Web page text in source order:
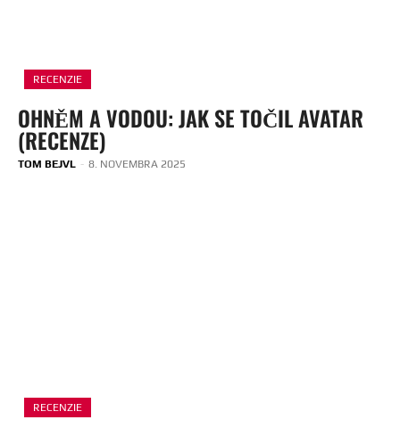
RECENZIE
OHNĚM A VODOU: JAK SE TOČIL AVATAR
(RECENZE)
TOM BEJVL - 8. NOVEMBRA 2025
RECENZIE